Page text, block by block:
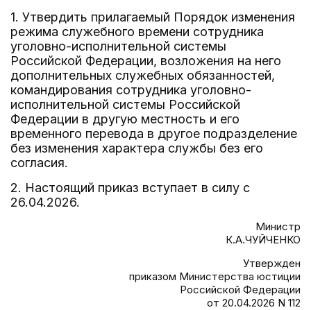
1. Утвердить прилагаемый Порядок изменения
режима служебного времени сотрудника
уголовно-исполнительной системы
Российской Федерации, возложения на него
дополнительных служебных обязанностей,
командирования сотрудника уголовно-
исполнительной системы Российской
Федерации в другую местность и его
временного перевода в другое подразделение
без изменения характера службы без его
согласия.
2. Настоящий приказ вступает в силу с
26.04.2026.
Министр
К.А.ЧУЙЧЕНКО
Утвержден
приказом Министерства юстиции
Российской Федерации
от 20.04.2026 N 112